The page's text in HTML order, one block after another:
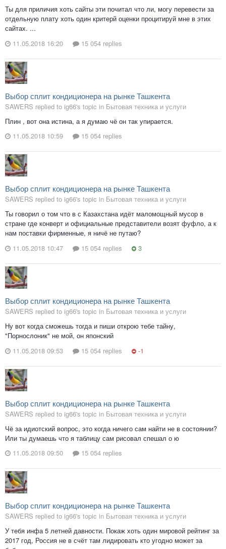
Ты для приличия хоть сайты эти почитал что ли, могу перевести за
отдельную плату хоть один критерй оценки процитируй мне в этих
сайтах. ...
11.05.2018 16:20
15 054 replies
Выбор сплит кондиционера на рынке Ташкента
SAWERS replied to ig66's topic in Бытовая техника и услуги
Плин , вот она истина, а я думаю чё он так упирается.
11.05.2018 10:59
15 054 replies
Выбор сплит кондиционера на рынке Ташкента
SAWERS replied to ig66's topic in Бытовая техника и услуги
Ты говорил о том что в с Казахстана идёт маломощный мусор в
стране где конверт и официальные представители возят фуфло, а к
нам поставки фирменные, я ничё не путаю?
11.05.2018 10:47
15 054 replies 3
Выбор сплит кондиционера на рынке Ташкента
SAWERS replied to ig66's topic in Бытовая техника и услуги
Ну вот когда сможешь тогда и пиши открою тебе тайну,
"Порнослоник" не мой, он японский
11.05.2018 09:53
15 054 replies -1
Выбор сплит кондиционера на рынке Ташкента
SAWERS replied to ig66's topic in Бытовая техника и услуги
Чё за идиотский вопрос, это когда ничего сам найти не в состоянии?
Или ты думаешь что я таблицу сам рисовал спешал о ю
11.05.2018 09:50
15 054 replies
Выбор сплит кондиционера на рынке Ташкента
SAWERS replied to ig66's topic in Бытовая техника и услуги
У тебя инфа 5 летней давности. Покаж хоть один мировой рейтинг за
2017 год, Россия не в счёт там лидировать кто угодно может за